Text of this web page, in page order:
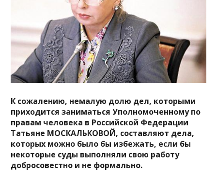
К сожалению, немалую долю дел, которыми
приходится заниматься Уполномоченному по
правам человека в Российской Федерации
Татьяне МОСКАЛЬКОВОЙ, составляют дела,
которых можно было бы избежать, если бы
некоторые суды выполняли свою работу
добросовестно и не формально.